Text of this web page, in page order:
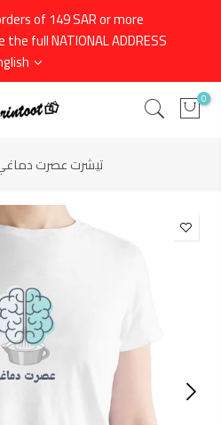
of 149 SAR or more
full NATIONAL ADDRESS
0
تيشرت عصرت